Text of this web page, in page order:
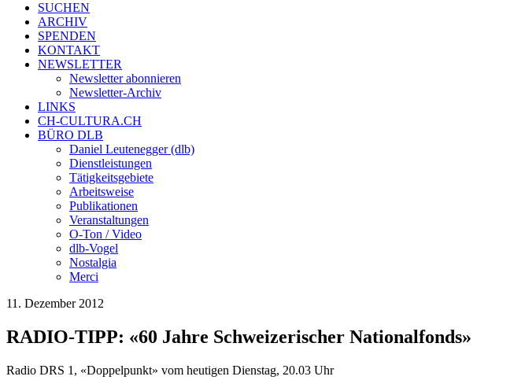
SUCHEN
ARCHIV
SPENDEN
KONTAKT
NEWSLETTER
Newsletter abonnieren
Newsletter-Archiv
LINKS
CH-CULTURA.CH
BÜRO DLB
Daniel Leutenegger (dlb)
Dienstleistungen
Tätigkeitsgebiete
Arbeitsweise
Publikationen
Veranstaltungen
O-Ton / Video
dlb-Vogel
Nostalgia
Merci
11. Dezember 2012
RADIO-TIPP: «60 Jahre Schweizerischer Nationalfonds»
Radio DRS 1, «Doppelpunkt» vom heutigen Dienstag, 20.03 Uhr